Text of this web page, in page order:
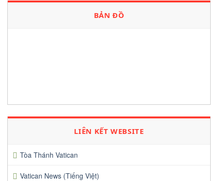
BẢN ĐỒ
LIÊN KẾT WEBSITE
Tòa Thánh Vatican
Vatican News (Tiếng Việt)